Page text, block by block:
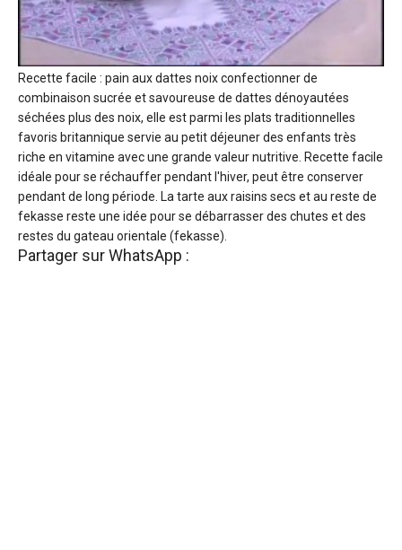
Recette facile : pain aux dattes noix confectionner de
combinaison sucrée et savoureuse de dattes dénoyautées
séchées plus des noix, elle est parmi les plats traditionnelles
favoris britannique servie au petit déjeuner des enfants très
riche en vitamine avec une grande valeur nutritive. Recette facile
idéale pour se réchauffer pendant l'hiver, peut être conserver
pendant de long période. La tarte aux raisins secs et au reste de
fekasse reste une idée pour se débarrasser des chutes et des
restes du gateau orientale (fekasse).
Partager sur WhatsApp :